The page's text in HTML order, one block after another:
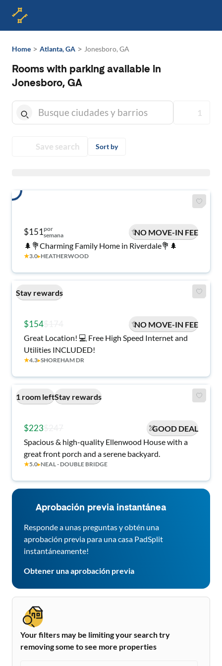
Home > Atlanta, GA > Jonesboro, GA
Rooms with parking available in
Jonesboro, GA
1
Save search Sort by
$151por
semana
NO MOVE-IN FEE
🌲💐Charming Family Home in Riverdale💐🌲
★3.0▸HEATHERWOOD
Stay rewards
$154
NO MOVE-IN FEE
Great Location! 💻 Free High Speed Internet and
Utilities INCLUDED!
★4.3▸SHOREHAM DR
1 room leftStay rewards
$223
GOOD DEAL
Spacious & high-quality Ellenwood House with a
great front porch and a serene backyard.
★5.0▸NEAL - DOUBLE BRIDGE
Aprobación previa instantánea
Responde a unas preguntas y obtén una
aprobación previa para una casa PadSplit
instantáneamente!
Obtener una aprobación previa
Your filters may be limiting your search try
removing some to see more properties